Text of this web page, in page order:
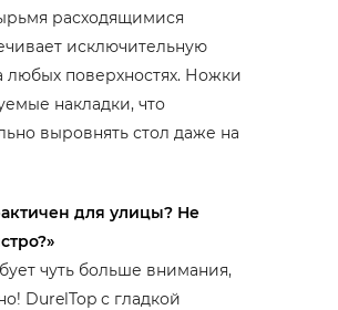
расходящимися
исключительную
любых поверхностях. Ножки
накладки, что
выровнять стол даже на
для улицы? Не
чуть больше внимания,
DurelTop с гладкой